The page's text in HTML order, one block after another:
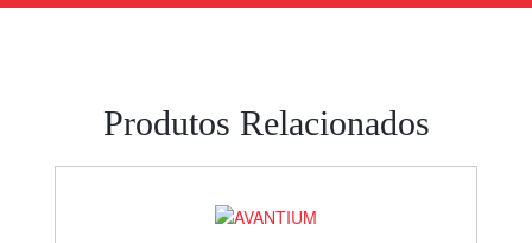
Produtos Relacionados